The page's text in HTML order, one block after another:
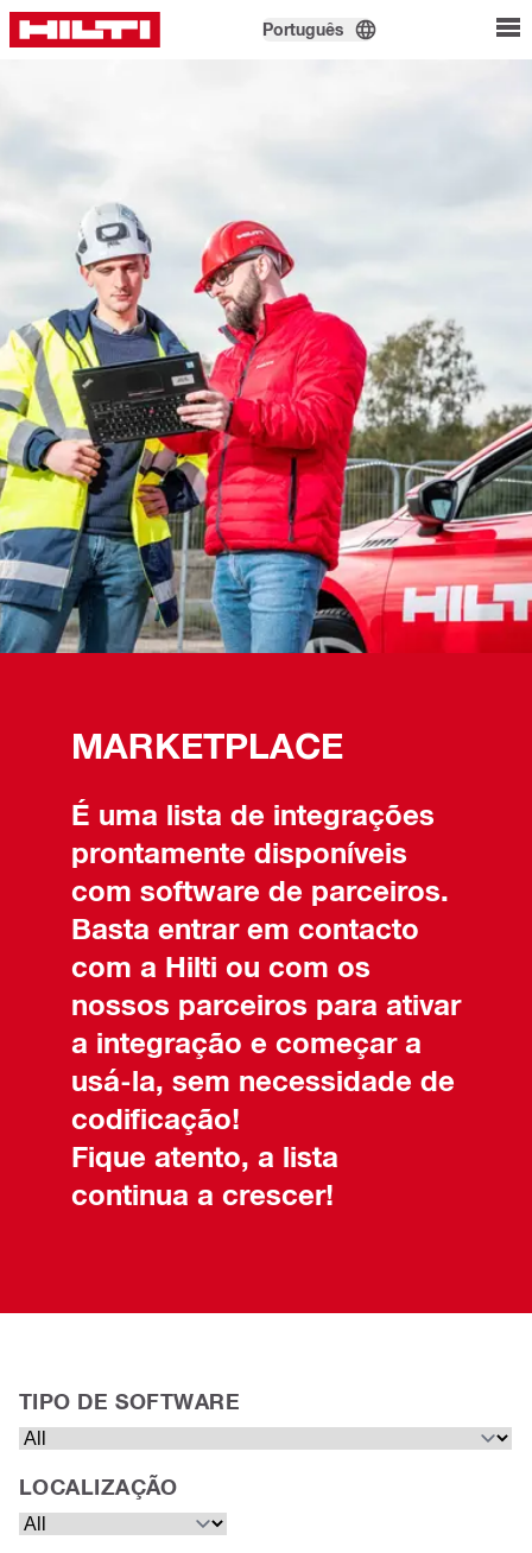
Português
MARKETPLACE
É uma lista de integrações
prontamente disponíveis
com software de parceiros.
Basta entrar em contacto
com a Hilti ou com os
nossos parceiros para ativar
a integração e começar a
usá-la, sem necessidade de
codificação!
Fique atento, a lista
continua a crescer!
TIPO DE SOFTWARE
LOCALIZAÇÃO